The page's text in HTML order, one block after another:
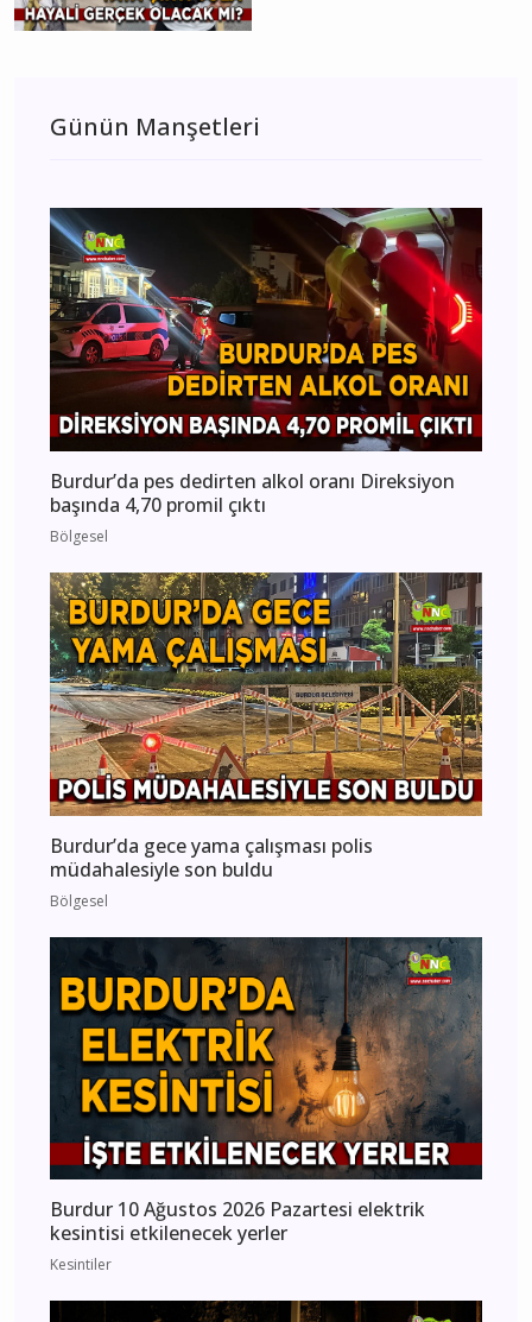
Günün Manşetleri
Burdur’da pes dedirten alkol oranı Direksiyon
başında 4,70 promil çıktı
Bölgesel
Burdur’da gece yama çalışması polis
müdahalesiyle son buldu
Bölgesel
Burdur 10 Ağustos 2026 Pazartesi elektrik
kesintisi etkilenecek yerler
Kesintiler